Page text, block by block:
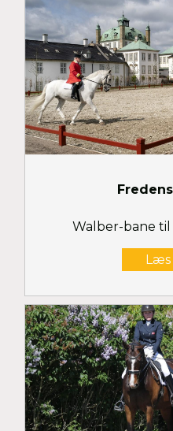
Walber-bane
Læs